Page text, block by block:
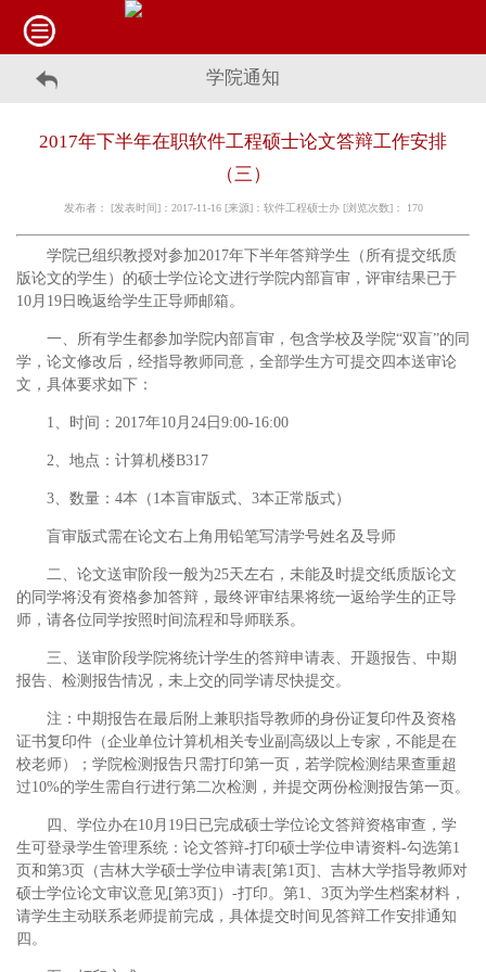
学院通知
2017年下半年在职软件工程硕士论文答辩工作安排
（三）
发布者： [发表时间]：2017-11-16 [来源]：软件工程硕士办 [浏览次数]： 170
学院已组织教授对参加2017年下半年答辩学生（所有提交纸质
版论文的学生）的硕士学位论文进行学院内部盲审，评审结果已于
10月19日晚返给学生正导师邮箱。
一、所有学生都参加学院内部盲审，包含学校及学院“双盲”的同
学，论文修改后，经指导教师同意，全部学生方可提交四本送审论
文，具体要求如下：
1、时间：2017年10月24日9:00-16:00
2、地点：计算机楼B317
3、数量：4本（1本盲审版式、3本正常版式）
盲审版式需在论文右上角用铅笔写清学号姓名及导师
二、论文送审阶段一般为25天左右，未能及时提交纸质版论文
的同学将没有资格参加答辩，最终评审结果将统一返给学生的正导
师，请各位同学按照时间流程和导师联系。
三、送审阶段学院将统计学生的答辩申请表、开题报告、中期
报告、检测报告情况，未上交的同学请尽快提交。
注：中期报告在最后附上兼职指导教师的身份证复印件及资格
证书复印件（企业单位计算机相关专业副高级以上专家，不能是在
校老师）；学院检测报告只需打印第一页，若学院检测结果查重超
过10%的学生需自行进行第二次检测，并提交两份检测报告第一页。
四、学位办在10月19日已完成硕士学位论文答辩资格审查，学
生可登录学生管理系统：论文答辩-打印硕士学位申请资料-勾选第1
页和第3页（吉林大学硕士学位申请表[第1页]、吉林大学指导教师对
硕士学位论文审议意见[第3页]）-打印。第1、3页为学生档案材料，
请学生主动联系老师提前完成，具体提交时间见答辩工作安排通知
四。